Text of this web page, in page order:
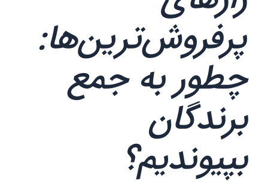
پرفروش‌ترین‌ها:
چطور به جمع
برندگان
بپیوندیم؟